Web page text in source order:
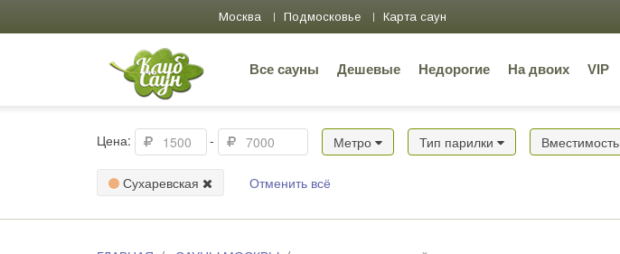
Москва Подмосковье Карта саун
Все сауны Дешевые Недорогие На двоих VIP
Цена: - Метро Тип парилки Вместимость
Сухаревская Отменить всё